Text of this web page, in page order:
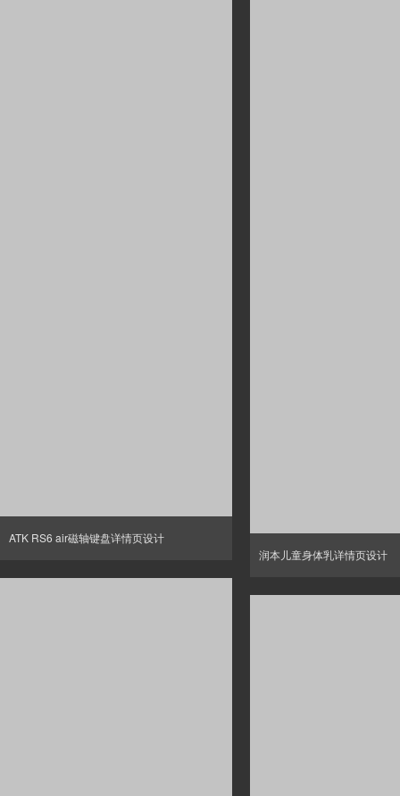
ATK RS6 air磁轴键盘详情页设计
润本儿童身体乳详情页设计